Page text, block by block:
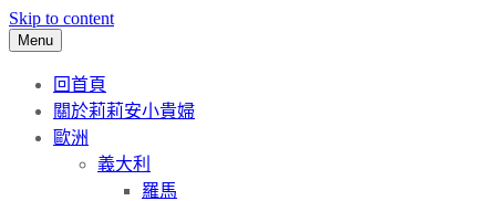
Skip to content
Menu
回首頁
關於莉莉安小貴婦
歐洲
義大利
羅馬